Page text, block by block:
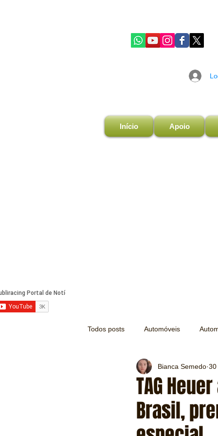
Início Apoio
Todos posts Automóveis
Turismo Lazer
Mecânica e Peças Segurança
TAG
Brasil,
Bianca Semedo 30